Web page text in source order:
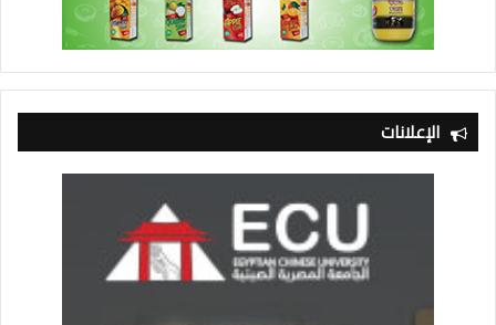
الإعلانات